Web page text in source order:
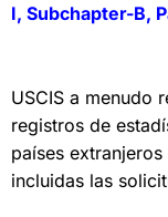
I, Subchapter-B,
USCIS a menudo
registros de
países
incluidas las